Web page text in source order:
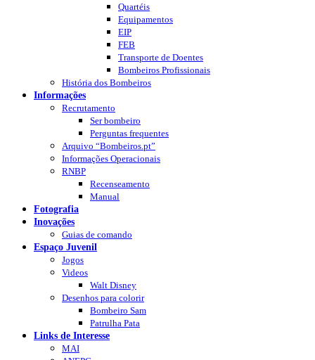
Quartéis
Equipamentos
EIP
FEB
Transporte de Doentes
Bombeiros Profissionais
História dos Bombeiros
Informações
Recrutamento
Ser bombeiro
Perguntas frequentes
Arquivo “Bombeiros.pt”
Informações Operacionais
RNBP
Recenseamento
Manual
Fotografia
Inovações
Guias de comando
Espaço Juvenil
Jogos
Videos
Walt Disney
Desenhos para colorir
Bombeiro Sam
Patrulha Pata
Links de Interesse
MAI